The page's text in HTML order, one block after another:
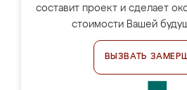
составит проект и сделает
стоимости Вашей
ВЫЗВАТЬ